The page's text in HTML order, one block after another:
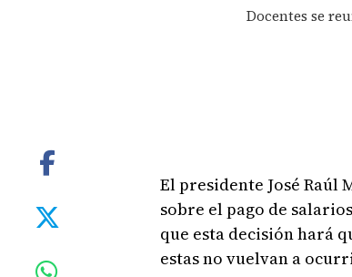
Docentes se
El presidente José Raúl
sobre el pago de
que esta decisión hará
estas no vuelvan a